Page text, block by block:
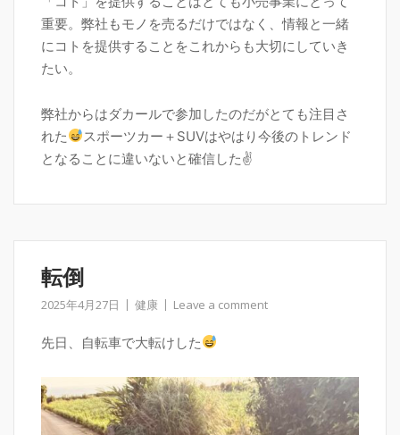
重要。弊社もモノを売るだけではなく、情報と一緒
にコトを提供することをこれからも大切にしていき
たい。
弊社からはダカールで参加したのだがとても注目さ
れた
スポーツカー＋SUVはやはり今後のトレンド
となることに違いないと確信した✌
転倒
2025年4月27日 健康 Leave a comment
先日、自転車で大転けした